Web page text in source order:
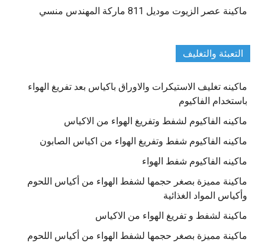
ماكينة عصر الزيوت موديل 811 ماركة المهندس منسي
التعبئة والتغليف
ماكينه تغليف الاستيكرات والاوراق باكياس بعد تفريغ الهواء
باستخدام الفاكيوم
ماكينه الفاكيوم لشفط وتفريغ الهواء من الاكياس
ماكينه الفاكيوم شفط وتفريغ الهواء من اكياس الصابون
ماكينه الفاكيوم شفط الهواء
ماكينة مميزة بصغر حجمها لشفط الهواء من أكياس اللحوم
وأكياس المواد الغذائية
ماكينة لشفط و تفريغ الهواء من الاكياس
ماكينة مميزة بصغر حجمها لشفط الهواء من أكياس اللحوم